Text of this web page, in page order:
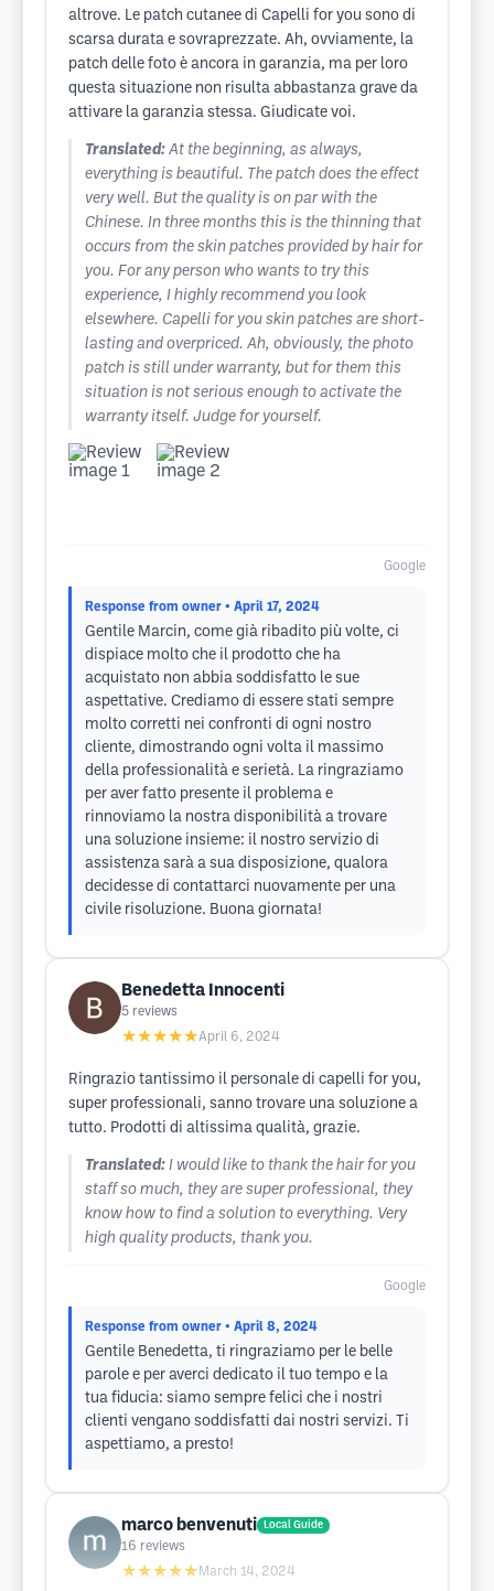
altrove. Le patch cutanee di Capelli for you sono di
scarsa durata e sovraprezzate. Ah, ovviamente, la
patch delle foto è ancora in garanzia, ma per loro
questa situazione non risulta abbastanza grave da
attivare la garanzia stessa. Giudicate voi.
Translated: At the beginning, as always,
everything is beautiful. The patch does the effect
very well. But the quality is on par with the
Chinese. In three months this is the thinning that
occurs from the skin patches provided by hair for
you. For any person who wants to try this
experience, I highly recommend you look
elsewhere. Capelli for you skin patches are short-
lasting and overpriced. Ah, obviously, the photo
patch is still under warranty, but for them this
situation is not serious enough to activate the
warranty itself. Judge for yourself.
Google
Response from owner • April 17, 2024
Gentile Marcin, come già ribadito più volte, ci
dispiace molto che il prodotto che ha
acquistato non abbia soddisfatto le sue
aspettative. Crediamo di essere stati sempre
molto corretti nei confronti di ogni nostro
cliente, dimostrando ogni volta il massimo
della professionalità e serietà. La ringraziamo
per aver fatto presente il problema e
rinnoviamo la nostra disponibilità a trovare
una soluzione insieme: il nostro servizio di
assistenza sarà a sua disposizione, qualora
decidesse di contattarci nuovamente per una
civile risoluzione. Buona giornata!
Benedetta Innocenti
5 reviews
★★★★★April 6, 2024
Ringrazio tantissimo il personale di capelli for you,
super professionali, sanno trovare una soluzione a
tutto. Prodotti di altissima qualità, grazie.
Translated: I would like to thank the hair for you
staff so much, they are super professional, they
know how to find a solution to everything. Very
high quality products, thank you.
Google
Response from owner • April 8, 2024
Gentile Benedetta, ti ringraziamo per le belle
parole e per averci dedicato il tuo tempo e la
tua fiducia: siamo sempre felici che i nostri
clienti vengano soddisfatti dai nostri servizi. Ti
aspettiamo, a presto!
marco benvenuti Local Guide
16 reviews
★★★★★ March 14, 2024